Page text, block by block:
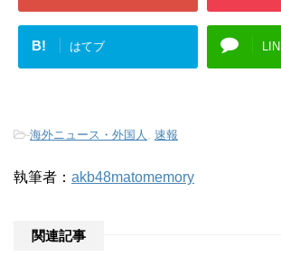
B! はてブ
-海外ニュース・外国人 速報
執筆者： akb48matomemory
関連記事